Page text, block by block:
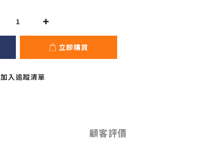
立即購買
加入追蹤清單
顧客評價